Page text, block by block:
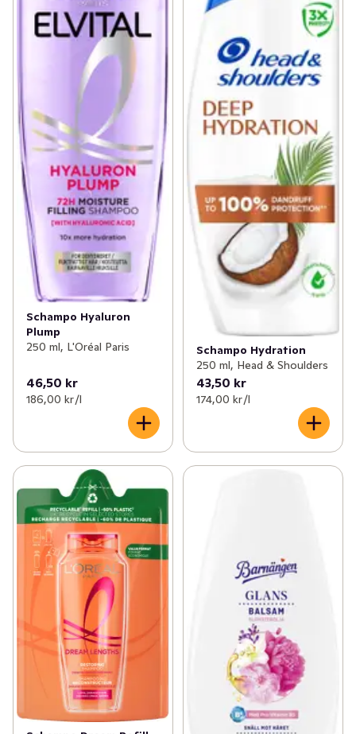
Schampo Hyaluron
Plump
250 ml, L'Oréal Paris
46,50 kr
186,00 kr /l
Schampo Hydration
250 ml, Head & Shoulders
43,50 kr
174,00 kr /l